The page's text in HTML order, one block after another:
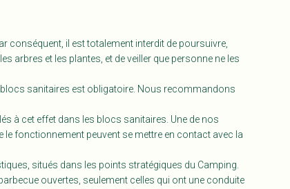
conséquent, il est totalement interdit de poursuivre,
arbres et les plantes, et de veiller que personne ne les
blocs sanitaires est obligatoire. Nous recommandons
à cet effet dans les blocs sanitaires. Une de nos
fonctionnement peuvent se mettre en contact avec la
situés dans les points stratégiques du Camping.
ouvertes, seulement celles qui ont une conduite